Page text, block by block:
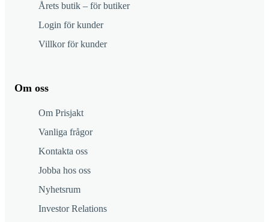
Årets butik – för butiker
Login för kunder
Villkor för kunder
Om oss
Om Prisjakt
Vanliga frågor
Kontakta oss
Jobba hos oss
Nyhetsrum
Investor Relations